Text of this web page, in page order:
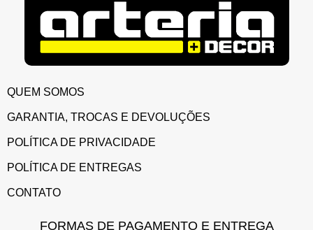
QUEM SOMOS
GARANTIA, TROCAS E DEVOLUÇÕES
POLÍTICA DE PRIVACIDADE
POLÍTICA DE ENTREGAS
CONTATO
FORMAS DE PAGAMENTO E ENTREGA